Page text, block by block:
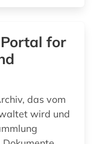
for
das vom
wird und